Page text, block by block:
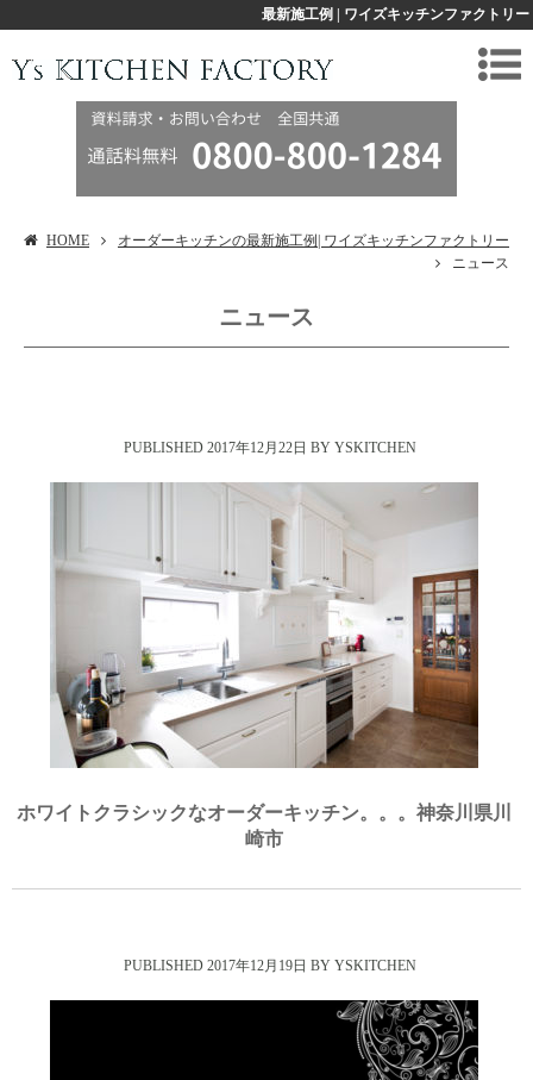
最新施工例 | ワイズキッチンファクトリー
HOME
オーダーキッチンの最新施工例| ワイズキッチンファクトリー
ニュース
ニュース
2017年12月22日
ホワイトクラシックなオーダーキッチン。。。神奈川県川
崎市
2017年12月19日